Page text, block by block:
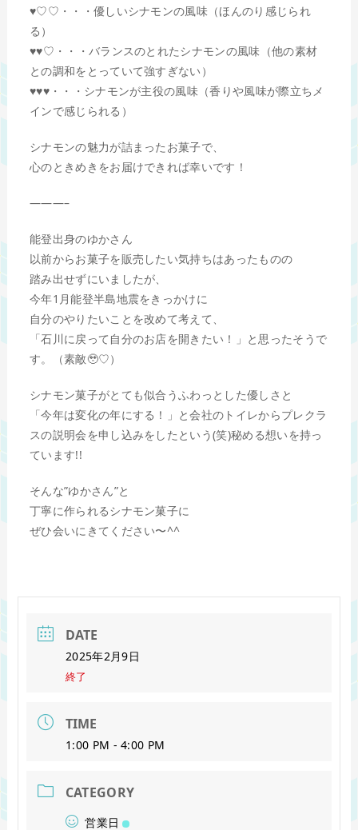
♥︎♡♡・・・優しいシナモンの風味（ほんのり感じられ
る）
♥︎♥︎♡・・・バランスのとれたシナモンの風味（他の素材
との調和をとっていて強すぎない）
♥︎♥︎♥︎・・・シナモンが主役の風味（香りや風味が際立ちメ
インで感じられる）
シナモンの魅力が詰まったお菓子で、
心のときめきをお届けできれば幸いです！
———–
能登出身のゆかさん
以前からお菓子を販売したい気持ちはあったものの
踏み出せずにいましたが、
今年1月能登半島地震をきっかけに
自分のやりたいことを改めて考えて、
「石川に戻って自分のお店を開きたい！」と思ったそうで
す。（素敵🥹♡）
シナモン菓子がとても似合うふわっとした優しさと
「今年は変化の年にする！」と会社のトイレからプレクラ
スの説明会を申し込みをしたという(笑)秘める想いを持っ
ています!!
そんな”ゆかさん”と
丁寧に作られるシナモン菓子に
ぜひ会いにきてください〜^^
DATE
2025年2月9日
終了
TIME
1:00 PM - 4:00 PM
CATEGORY
営業日